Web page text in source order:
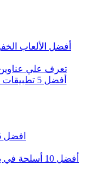
أفضل الألعاب
تعرف علي
افضل 5 متصفحات خفيفه لعام 2023 للأندرويد
أفضل 10